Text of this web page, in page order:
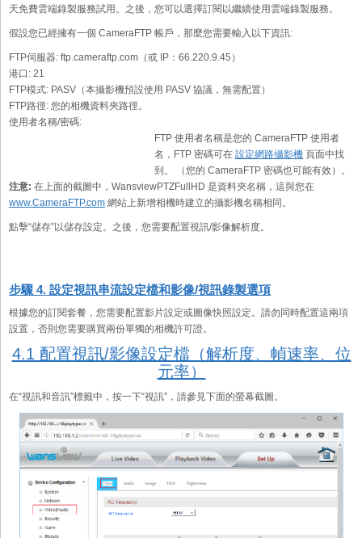
天免費雲端錄製服務試用。之後，您可以選擇訂閱以繼續使用雲端錄製服務。
假設您已經擁有一個 CameraFTP 帳戶，那麼您需要輸入以下資訊:
FTP伺服器: ftp.cameraftp.com（或 IP：66.220.9.45）
港口: 21
FTP模式: PASV（本攝影機預設使用 PASV 協議，無需配置）
FTP路徑: 您的相機資料夾路徑。
使用者名稱/密碼:
FTP 使用者名稱是您的 CameraFTP 使用者
名，FTP 密碼可在 設定網路攝影機 頁面中找
到。 （您的 CameraFTP 密碼也可能有效）。
注意: 在上面的截圖中，WansviewPTZFullHD 是資料夾名稱，這與您在
www.CameraFTP.com 網站上新增相機時建立的攝影機名稱相同。
點擊“儲存”以儲存設定。之後，您需要配置視訊/影像解析度。
步驟 4. 設定視訊串流設定檔和影像/視訊錄製選項
根據您的訂閱套餐，您需要配置影片設定或圖像快照設定。請勿同時配置這兩項
設置，否則您需要購買兩份單獨的相機許可證。
4.1 配置視訊/影像設定檔（解析度、幀速率、位
元率）
在“視訊和音訊”標籤中，按一下“視訊”，請參見下面的螢幕截圖。